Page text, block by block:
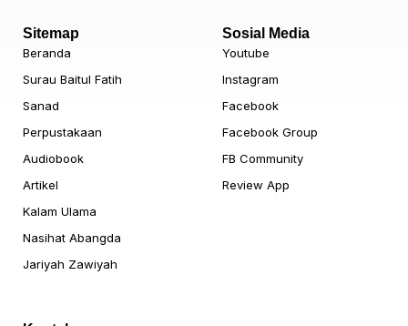
Sitemap
Beranda
Surau Baitul Fatih
Sanad
Perpustakaan
Audiobook
Artikel
Kalam Ulama
Nasihat Abangda
Jariyah Zawiyah
Sosial Media
Youtube
Instagram
Facebook
Facebook Group
FB Community
Review App